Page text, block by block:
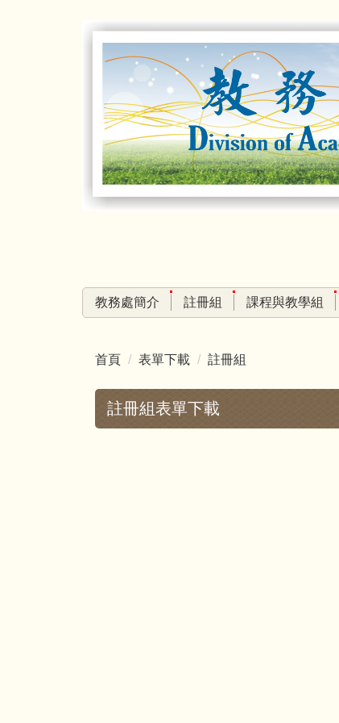
教務處簡介 註冊組 課程與教學組
首頁 表單下載 註冊組
註冊組表單下載